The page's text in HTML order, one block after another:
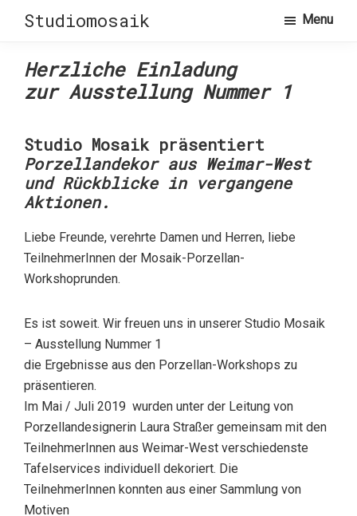
navigation
content
Studiomosaik Menu
Herzliche Einladung
zur Ausstellung Nummer 1
Studio Mosaik präsentiert
Porzellandekor aus Weimar-West
und Rückblicke in vergangene
Aktionen.
Liebe Freunde, verehrte Damen und Herren, liebe
TeilnehmerInnen der Mosaik-Porzellan-
Workshoprunden.
Es ist soweit. Wir freuen uns in unserer Studio Mosaik
– Ausstellung Nummer 1
die Ergebnisse aus den Porzellan-Workshops zu
präsentieren.
Im Mai / Juli 2019 wurden unter der Leitung von
Porzellandesignerin Laura Straßer gemeinsam mit den
TeilnehmerInnen aus Weimar-West verschiedenste
Tafelservices individuell dekoriert. Die
TeilnehmerInnen konnten aus einer Sammlung von
Motiven